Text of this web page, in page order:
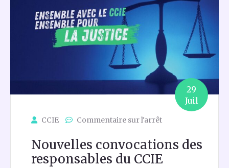
29
Juil
CCIE Commentaire sur l'arrêt
Nouvelles convocations des
responsables du CCIE